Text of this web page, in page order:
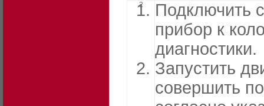
2
Подключить
прибор к
диагностики.
Запустить
совершить